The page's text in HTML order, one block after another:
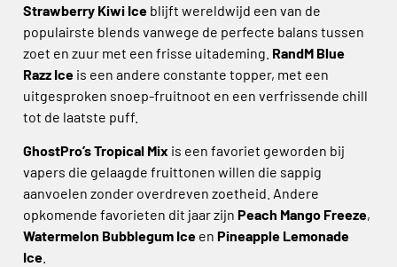
Strawberry Kiwi Ice blijft wereldwijd een van de
populairste blends vanwege de perfecte balans tussen
zoet en zuur met een frisse uitademing. RandM Blue
Razz Ice is een andere constante topper, met een
uitgesproken snoep-fruitnoot en een verfrissende chill
tot de laatste puff.
GhostPro’s Tropical Mix is een favoriet geworden bij
vapers die gelaagde fruittonen willen die sappig
aanvoelen zonder overdreven zoetheid. Andere
opkomende favorieten dit jaar zijn Peach Mango Freeze,
Watermelon Bubblegum Ice en Pineapple Lemonade
Ice